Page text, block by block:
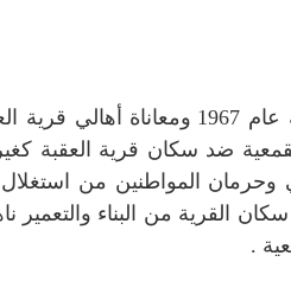
منذ الإحتلال العسكري الإسرائيلي للأراضي الفلسطينية عام
ضد سكان قرية العقبة
وحرمان المواطنين من استغلال
القرية من البناء والتعمير
.